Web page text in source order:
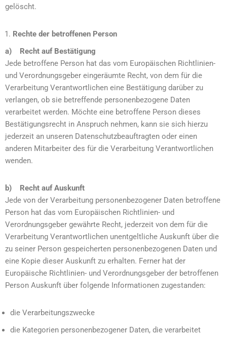
gelöscht.
Rechte der betroffenen Person
a) Recht auf Bestätigung
Jede betroffene Person hat das vom Europäischen Richtlinien-
und Verordnungsgeber eingeräumte Recht, von dem für die
Verarbeitung Verantwortlichen eine Bestätigung darüber zu
verlangen, ob sie betreffende personenbezogene Daten
verarbeitet werden. Möchte eine betroffene Person dieses
Bestätigungsrecht in Anspruch nehmen, kann sie sich hierzu
jederzeit an unseren Datenschutzbeauftragten oder einen
anderen Mitarbeiter des für die Verarbeitung Verantwortlichen
wenden.
b) Recht auf Auskunft
Jede von der Verarbeitung personenbezogener Daten betroffene
Person hat das vom Europäischen Richtlinien- und
Verordnungsgeber gewährte Recht, jederzeit von dem für die
Verarbeitung Verantwortlichen unentgeltliche Auskunft über die
zu seiner Person gespeicherten personenbezogenen Daten und
eine Kopie dieser Auskunft zu erhalten. Ferner hat der
Europäische Richtlinien- und Verordnungsgeber der betroffenen
Person Auskunft über folgende Informationen zugestanden:
die Verarbeitungszwecke
die Kategorien personenbezogener Daten, die verarbeitet